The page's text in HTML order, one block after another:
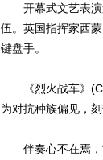
开幕式文艺表演
伍。英国指挥家西
键盘手。
《烈火战车》
为对抗种族偏见，
伴奏心不在焉，“